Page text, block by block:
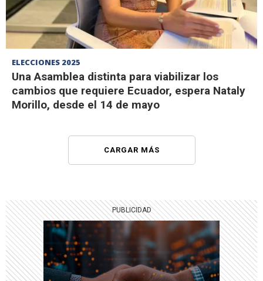
ELECCIONES 2025
Una Asamblea distinta para viabilizar los
cambios que requiere Ecuador, espera Nataly
Morillo, desde el 14 de mayo
CARGAR MÁS